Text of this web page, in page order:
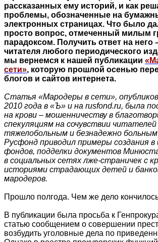
рассказанных ему историй, и как
проблемы, обозначенные на
электронных страницах. Что было
просто вопрос, отмеченный милым
парадоксом. Получить ответ на него
читателя любого периодического
мы вернемся к нашей публикации
сети», которую прошлой осенью
блогов и сайтов интернета.
Статья «Мародеры в сети»,
2010 года в «Ъ» и на rusfond.ru, была
на крови – мошенничеству в
спекуляциям на сочувствии читателей
тяжелобольным и безнадежно
Русфонд приводил примеры создания
фондов, подделки документов
в социальных сетях лже-страничек с
историями страдающих детей и
мародеров.
Прошло полгода. Чем же дело
В публикации была просьба к
статью сообщением о совершении
возбудить уголовные дела по